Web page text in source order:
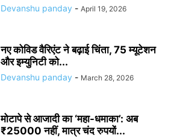
Devanshu panday - April 19, 2026
नए कोविड वैरिएंट ने बढ़ाई चिंता, 75 म्यूटेशन
और इम्युनिटी को...
Devanshu panday - March 28, 2026
मोटापे से आजादी का ‘महा-धमाका’: अब
₹25000 नहीं, मात्र चंद रुपयों...